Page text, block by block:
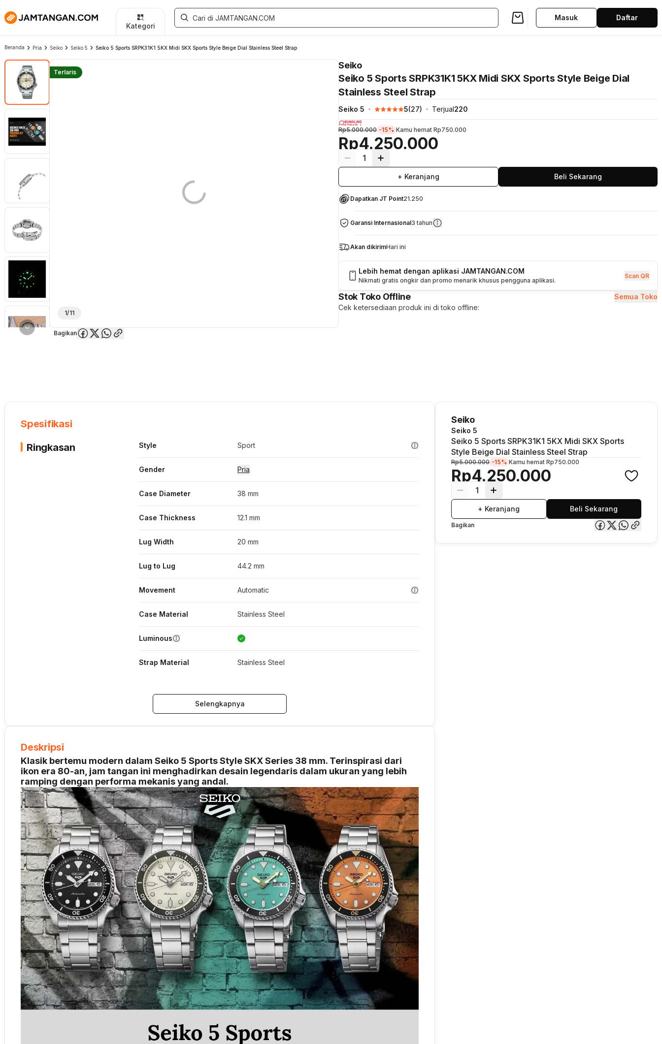
Kategori
Masuk Daftar
Beranda Pria Seiko Seiko 5 Seiko 5 Sports SRPK31K1 5KX Midi SKX Sports Style Beige Dial Stainless Steel Strap
Terlaris
1/11
Bagikan
Seiko
Seiko 5 Sports SRPK31K1 5KX Midi SKX Sports Style Beige Dial
Stainless Steel Strap
Seiko 5 5(27) Terjual220
Rp4.250.000
Rp5.000.000 -15% Kamu hemat Rp750.000
1
+ Keranjang Beli Sekarang
Dapatkan JT Point21.250
Garansi Internasional3 tahun
Akan dikirimHari ini
Lebih hemat dengan aplikasi JAMTANGAN.COM
Nikmati gratis ongkir dan promo menarik khusus pengguna aplikasi.
Scan QR
Stok Toko Offline
Semua Toko
Cek ketersediaan produk ini di toko offline:
Spesifikasi
Ringkasan
Style Sport
Gender Pria
Case Diameter 38 mm
Case Thickness 12.1 mm
Lug Width 20 mm
Lug to Lug 44.2 mm
Movement Automatic
Case Material Stainless Steel
Luminous
Strap Material Stainless Steel
Selengkapnya
Deskripsi
Klasik bertemu modern dalam Seiko 5 Sports Style SKX Series 38 mm. Terinspirasi dari
ikon era 80-an, jam tangan ini menghadirkan desain legendaris dalam ukuran yang lebih
ramping dengan performa mekanis yang andal.
Seiko
Seiko 5
Seiko 5 Sports SRPK31K1 5KX Midi SKX Sports
Style Beige Dial Stainless Steel Strap
Rp4.250.000
Rp5.000.000 -15% Kamu hemat Rp750.000
1
+ Keranjang Beli Sekarang
Bagikan